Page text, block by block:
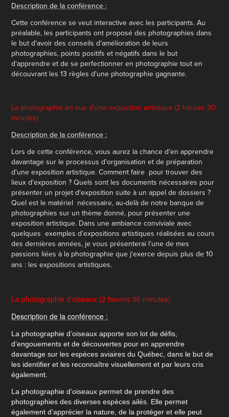
Description de la conférence :
Cette conférence se veut interactive avec les participants. Au
préalable, les participants ont proposé des photographies dans
le but d'avoir des conseils d'amélioration de leurs
photographies, points positifs et négatifs dans le but
d'apprendre et de se perfectionner en photographie tout en
découvrant les 13 règles d'une photographie gagnante.
La photographie en vue d'une exposition artistique (2 heures 30
minutes)
Description de la conférence :
Lors de cette conférence, vous aurez la chance d'en apprendre
davantage sur le processus d'organisation et de préparation
d'une exposition artistique. Comment faire pour trouver des
lieux d'exposition ? Quels sont les documents nécessaires pour
présenter un projet d'exposition suite à un appel de dossiers ?
Quel est le matériel nécessaire, au-delà de notre banque de
photographies sur un thème donné, pour présenter une
exposition artistique. Dans une ambiance conviviale avec
quelques exemples d'expositions artistiques réalisées au cours
des dernières années, je vous présenterai l'une de mes
passions liées à la photographie que j'exerce depuis plus de 10
ans : les expositions artistiques.
La photographie d'oiseaux (2 heures 30 minutes)
Description de la conférence :
La photographie d’oiseaux apporte son lot de défis,
d’engouements et de découvertes pour en apprendre
davantage sur les espèces aviaires du Québec, dans le but de
les identifier et les reconnaître visuellement et par leurs cris
également.
La photographie d’oiseaux permet de prendre des
photographies des diverses espèces ailés. Elle permet
également d’apprécier la nature, de la protéger et elle peut